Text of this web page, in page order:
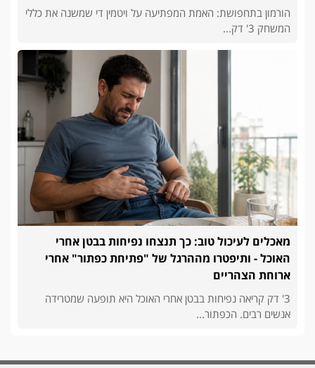
הורמון בתחפושת: האמת המפתיעה על ויטמין די שמשנה את כללי
המשחק 3' דק...
מאכלים לעיכול טוב: כך תנצחו נפיחות בבטן אחרי
האוכל - ותיפטרו מההרגל של "פתיחת כפתור" אחרי
ארוחת הצהריים
3' דק קריאה נפיחות בבטן אחרי האוכל היא תופעה שמטרידה
אנשים רבים. הכפתור...